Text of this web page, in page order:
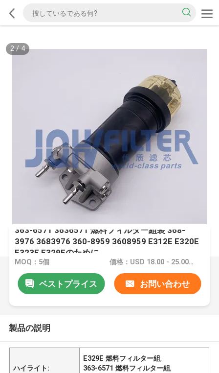
2/ 4
363-6571 3636571 燃料フィルター組装 368-
3976 3683976 360-8959 3608959 E312E E320E
E323E E329Eのために
MOQ：5個 価格：USD 18.00 - 25.00 /PC
ベストプライス お問い合わせ
製品の説明
ハイライト:
E329E 燃料フィルター組,
363-6571 燃料フィルター組,